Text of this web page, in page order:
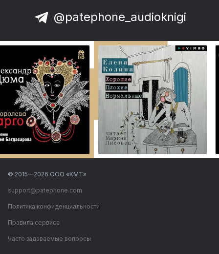
@patephone_audioknigi
© 2015—2026 ООО «КМТ»
support@patephone.com
Политика конфиденциальности
Правила сервиса
Часто задаваемые вопросы